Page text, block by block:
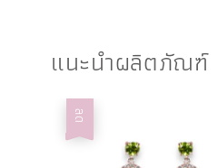
แนะนำผลิตภัณฑ์
ลด